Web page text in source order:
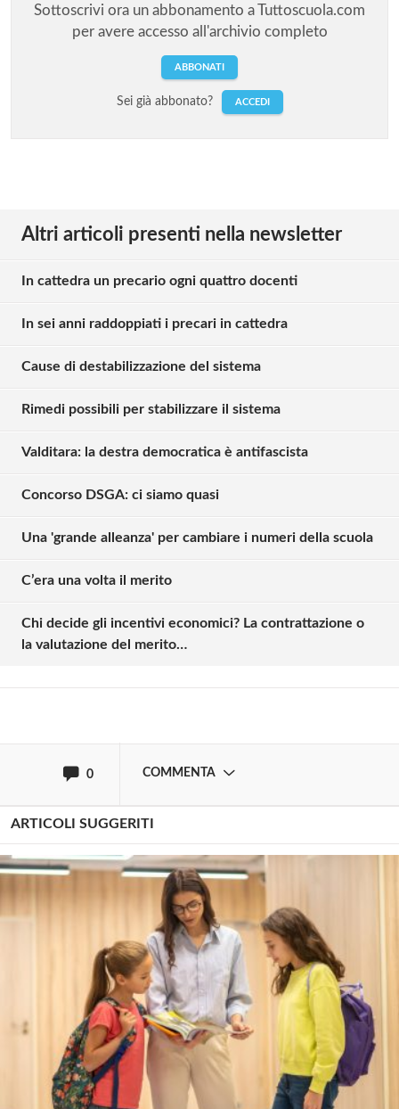
Sottoscrivi ora un abbonamento a Tuttoscuola.com
per avere accesso all'archivio completo
ABBONATI
Sei già abbonato? ACCEDI
Altri articoli presenti nella newsletter
In cattedra un precario ogni quattro docenti
In sei anni raddoppiati i precari in cattedra
Cause di destabilizzazione del sistema
Rimedi possibili per stabilizzare il sistema
Valditara: la destra democratica è antifascista
Concorso DSGA: ci siamo quasi
Una 'grande alleanza' per cambiare i numeri della scuola
C’era una volta il merito
Chi decide gli incentivi economici? La contrattazione o
la valutazione del merito…
0 COMMENTA
Solo gli utenti registrati possono
Effettua il Login o
ARTICOLI SUGGERITI